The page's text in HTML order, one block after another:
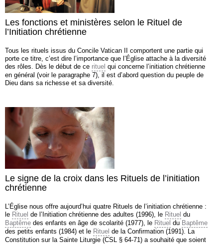
Les fonctions et ministères selon le Rituel de
l’Initiation chrétienne
Tous les rituels issus du Concile Vatican II comportent une partie qui
porte ce titre, c’est dire l’importance que l’Église attache à la diversité
des rôles. Dès le début de ce rituel qui concerne l’initiation chrétienne
en général (voir le paragraphe 7), il est d’abord question du peuple de
Dieu dans sa richesse et sa diversité.
Le signe de la croix dans les Rituels de l’initiation
chrétienne
L’Église nous offre aujourd’hui quatre Rituels de l’initiation chrétienne :
le Rituel de l’Initiation chrétienne des adultes (1996), le Rituel du
Baptême des enfants en âge de scolarité (1977), le Rituel du Baptême
des petits enfants (1984) et le Rituel de la Confirmation (1991). La
Constitution sur la Sainte Liturgie (CSL § 64-71) a souhaité que soient